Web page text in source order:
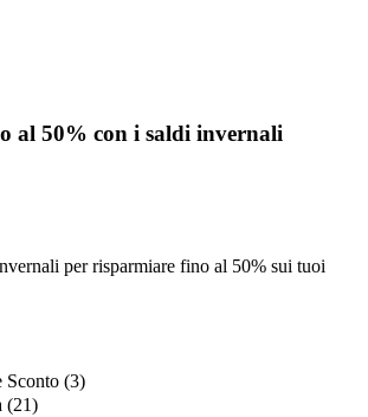
al 50% con i saldi invernali
per risparmiare fino al 50% sui tuoi
Sconto (3)
(21)